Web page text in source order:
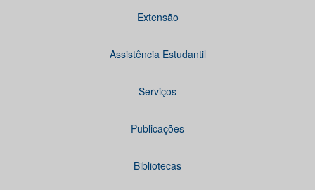
Extensão
Assistência Estudantil
Serviços
Publicações
Bibliotecas